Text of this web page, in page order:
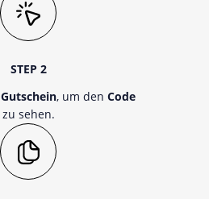
STEP 2
Gutschein, um den Code
zu sehen.